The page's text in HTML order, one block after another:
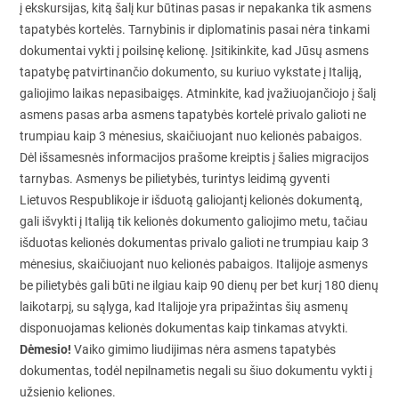
į ekskursijas, kitą šalį kur būtinas pasas ir nepakanka tik asmens
tapatybės kortelės. Tarnybinis ir diplomatinis pasai nėra tinkami
dokumentai vykti į poilsinę kelionę. Įsitikinkite, kad Jūsų asmens
tapatybę patvirtinančio dokumento, su kuriuo vykstate į Italiją,
galiojimo laikas nepasibaigęs. Atminkite, kad įvažiuojančiojo į šalį
asmens pasas arba asmens tapatybės kortelė privalo galioti ne
trumpiau kaip 3 mėnesius, skaičiuojant nuo kelionės pabaigos.
Dėl išsamesnės informacijos prašome kreiptis į šalies migracijos
tarnybas. Asmenys be pilietybės, turintys leidimą gyventi
Lietuvos Respublikoje ir išduotą galiojantį kelionės dokumentą,
gali išvykti į Italiją tik kelionės dokumento galiojimo metu, tačiau
išduotas kelionės dokumentas privalo galioti ne trumpiau kaip 3
mėnesius, skaičiuojant nuo kelionės pabaigos. Italijoje asmenys
be pilietybės gali būti ne ilgiau kaip 90 dienų per bet kurį 180 dienų
laikotarpį, su sąlyga, kad Italijoje yra pripažintas šių asmenų
disponuojamas kelionės dokumentas kaip tinkamas atvykti.
Dėmesio! Vaiko gimimo liudijimas nėra asmens tapatybės
dokumentas, todėl nepilnametis negali su šiuo dokumentu vykti į
užsienio keliones.